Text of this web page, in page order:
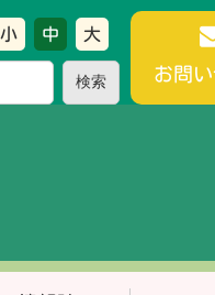
小 中 大
お問